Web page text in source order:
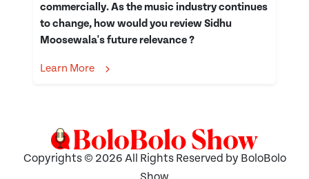
commercially. As the music industry continues
to change, how would you review Sidhu
Moosewala's future relevance ?
Learn More
Copyrights © 2026 All Rights Reserved by BoloBolo